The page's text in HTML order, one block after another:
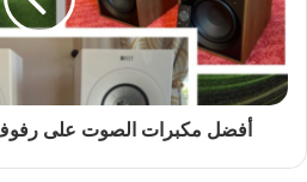
أفضل مكبرات الصوت على رفوف